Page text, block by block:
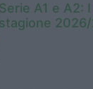
Serie A1 e A2:
stagione 2026/